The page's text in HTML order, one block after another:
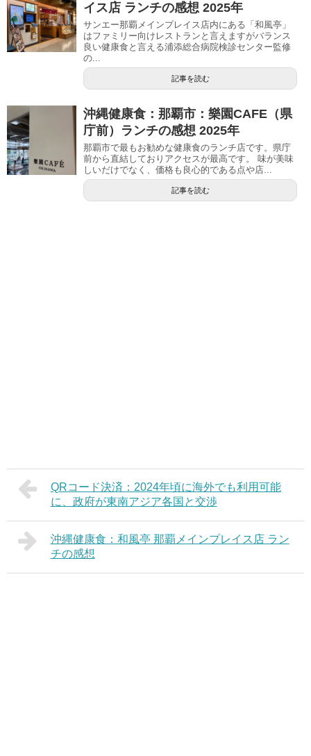
イス店 ランチの感想 2025年
サンエー那覇メインプレイス店内にある「和風亭」
はファミリー向けレストランと言えますがバランス
良い健康食と言える浦添総合病院検診センター監修
の...
記事を読む
沖縄健康食：那覇市：樂園CAFE（県
庁前）ランチの感想 2025年
那覇市で最もお勧めな健康食のランチ店です。県庁
前から直結しておりアクセスが最高です。 味が美味
しいだけでなく、価格も良心的である点や店...
記事を読む
QRコード決済：2024年頃に海外でも利用可能
に、政府が東南アジア各国と交渉
沖縄健康食：和風亭 那覇メインプレイス店 ラン
チの感想